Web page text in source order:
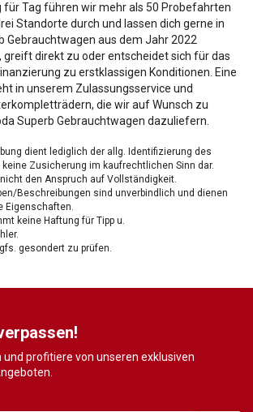
für Tag führen wir mehr als 50 Probefahrten
Standorte durch und lassen dich gerne in
Gebrauchtwagen aus dem Jahr 2022
greift direkt zu oder entscheidet sich für das
zu erstklassigen Konditionen. Eine
in unserem Zulassungsservice und
die wir auf Wunsch zu
Superb Gebrauchtwagen dazuliefern.
dient lediglich der allg. Identifizierung des
Zusicherung im kaufrechtlichen Sinn dar.
den Anspruch auf Vollständigkeit.
Beschreibungen sind unverbindlich und dienen
Eigenschaften.
keine Haftung für Tipp u.
gesondert zu prüfen.
und profitiere von unseren exklusiven